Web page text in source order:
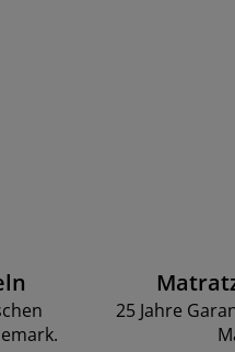
25 Jahre